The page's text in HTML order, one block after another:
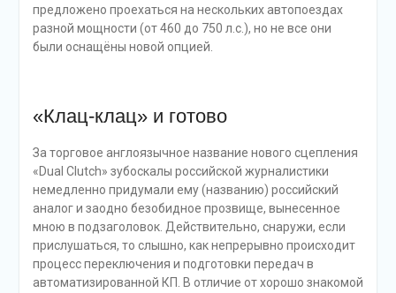
предложено проехаться на нескольких автопоездах
разной мощности (от 460 до 750 л.с.), но не все они
были оснащёны новой опцией.
«Клац-клац» и готово
За торговое англоязычное название нового сцепления
«Dual Clutch» зубоскалы российской журналистики
немедленно придумали ему (названию) российский
аналог и заодно безобидное прозвище, вынесенное
мною в подзаголовок. Действительно, снаружи, если
прислушаться, то слышно, как непрерывно происходит
процесс переключения и подготовки передач в
автоматизированной КП. В отличие от хорошо знакомой